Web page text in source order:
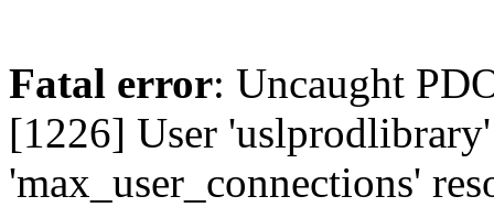
Fatal error: Uncaught
[1226] User 'uslprodlibrary'
'max_user_connections'